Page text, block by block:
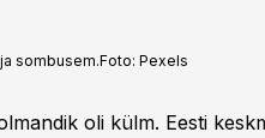
sombusem.Foto: Pexels
oli külm. Eesti